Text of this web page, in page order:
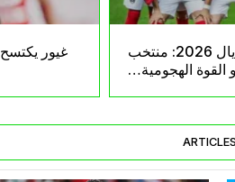
مجموعة ” الخضر “في مونديال 2026: منتخب
القوة الهجومية…